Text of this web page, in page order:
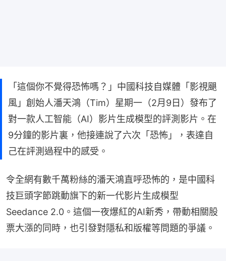
「這個你不覺得恐怖嗎？」中國科技自媒體「影視颶
風」創始人潘天鴻（Tim）星期一（2月9日）發布了
對一款人工智能（AI）影片生成模型的評測影片。在
9分鐘的影片裏，他接連說了六次「恐怖」，表達自
己在評測過程中的感受。
令全網有數千萬粉絲的潘天鴻直呼恐怖的，是中國科
技巨頭字節跳動旗下的新一代影片生成模型
Seedance 2.0。這個一夜爆紅的AI新秀，帶動相關股
票大漲的同時，也引發對隱私和版權等問題的爭議。